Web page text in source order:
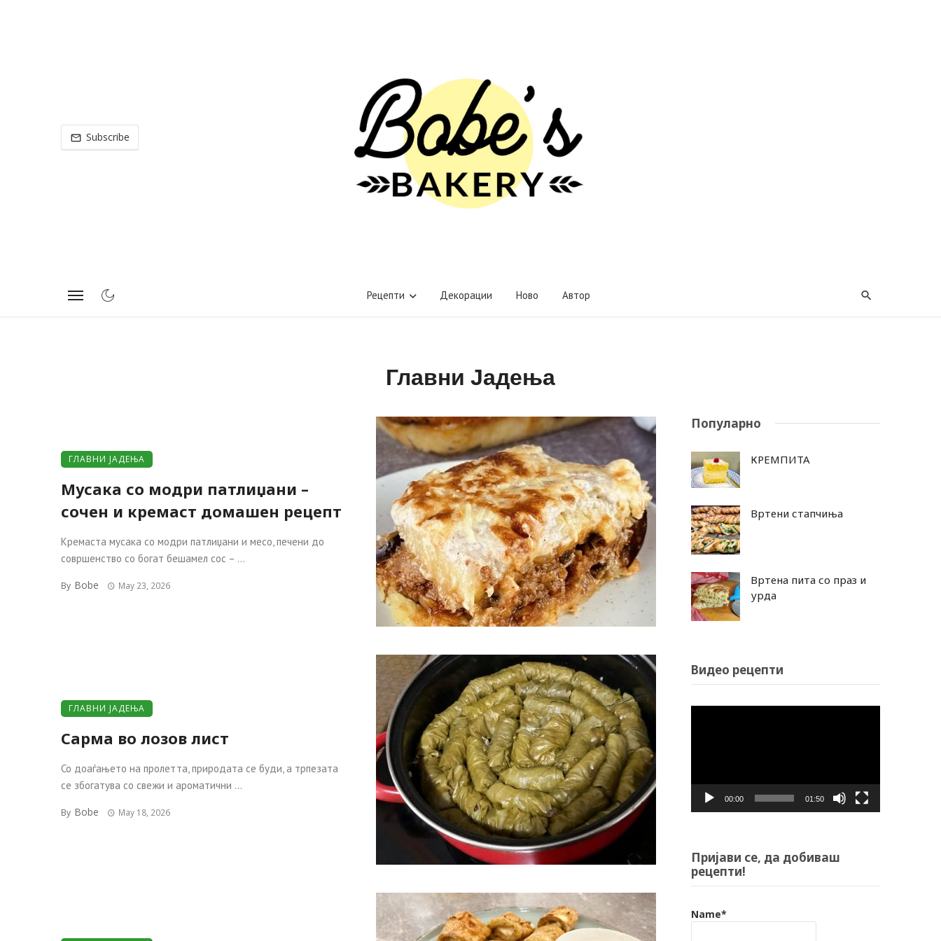
Subscribe
Рецепти Декорации Ново Автор
Главни Јадења
ГЛАВНИ ЈАДЕЊА
Мусака со модри патлиџани –
сочен и кремаст домашен рецепт
Кремаста мусака со модри патлиџани и месо, печени до
совршенство со богат бешамел сос – ...
By Bobe May 23, 2026
ГЛАВНИ ЈАДЕЊА
Сарма во лозов лист
Со доаѓањето на пролетта, природата се буди, а трпезата
се збогатува со свежи и ароматични ...
By Bobe May 18, 2026
Популарно
КРЕМПИТА
Вртени стапчиња
Вртена пита со праз и
урда
Видео рецепти
00:00 01:50
Пријави се, да добиваш
рецепти!
Name*